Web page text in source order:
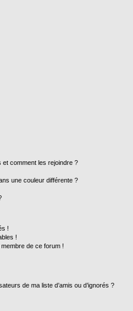
et comment les rejoindre ?
une couleur différente ?
!
!
membre de ce forum !
de ma liste d’amis ou d’ignorés ?